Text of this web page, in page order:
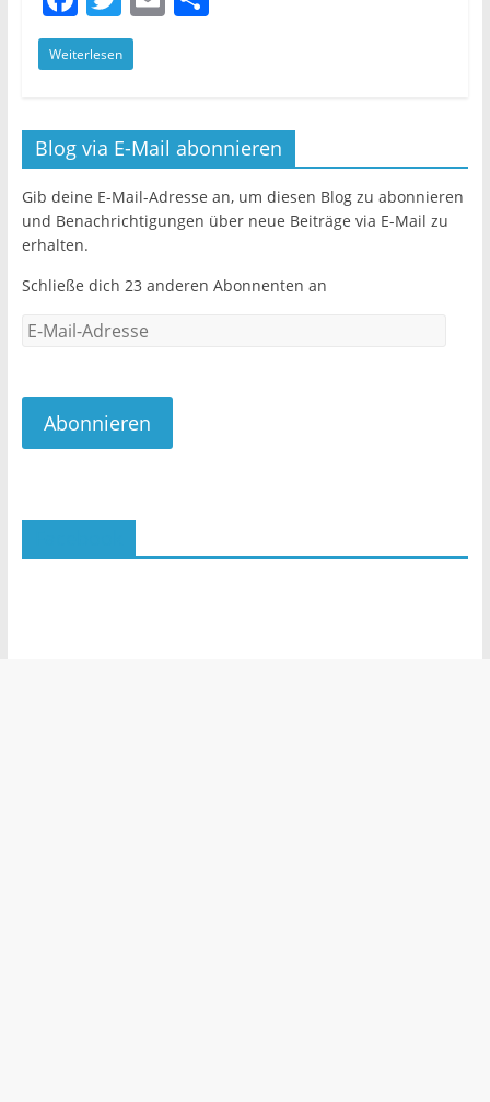
a
c
b
o
o
k
w
itt
Weiterlesen
Blog via E-Mail abonnieren
Gib deine E-Mail-Adresse an, um diesen Blog zu abonnieren
und Benachrichtigungen über neue Beiträge via E-Mail zu
erhalten.
Schließe dich 23 anderen Abonnenten an
E-
Abonnieren